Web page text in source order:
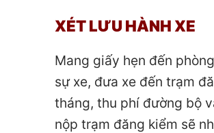
XÉT LƯU HÀNH XE
Mang giấy hẹn đến
sự xe, đưa xe đến trạm
tháng, thu phí đường bộ
nộp trạm đăng kiểm sẽ